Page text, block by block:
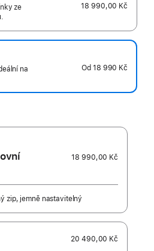
ze
18 990,00 Kč
na
Od18 990 Kč
18 990,00 Kč
zip, jemně nastavitelný
20 490,00 Kč